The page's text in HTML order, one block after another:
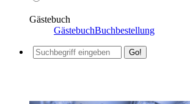
Gästebuch
GästebuchBuchbestellung